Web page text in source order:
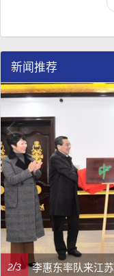
新闻推荐
2/3